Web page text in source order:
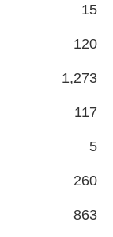
15
120
1,273
117
5
260
863